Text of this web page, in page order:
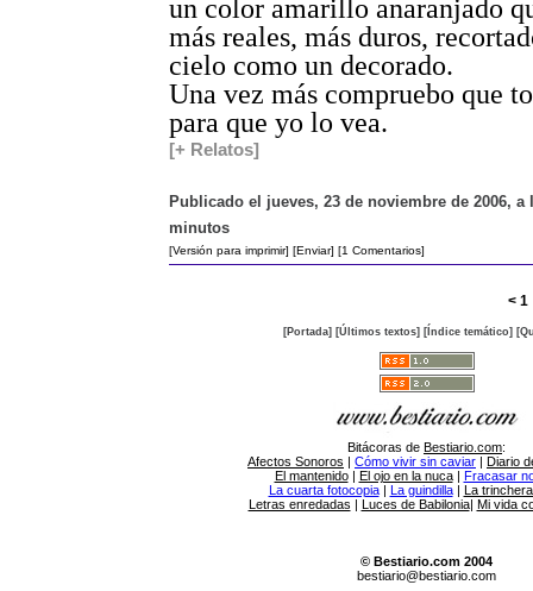
un color amarillo anaranjado
más reales, más duros,
cielo como un decorado.
Una vez más compruebo que
para que yo lo vea.
[+ Relatos]
Publicado el jueves, 23 de noviembre de 2006, a
minutos
[Versión para imprimir] [Enviar] [1 Comentarios]
< 1
[Portada] [Últimos textos] [Índice temático]
Bitácoras de Bestiario.com:
Afectos Sonoros | Cómo vivir sin caviar | Diario
El mantenido| El ojo en la nuca| Fracasar
La cuarta fotocopia| La guindilla| La
Letras enredadas | Luces de Babilonia| Mi vida
© Bestiario.com 2004
bestiario@bestiario.com